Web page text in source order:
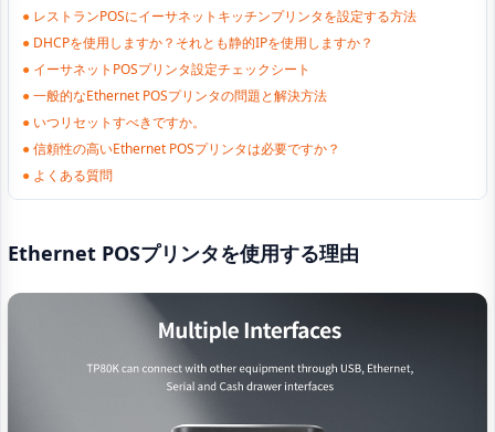
● レストランPOSにイーサネットキッチンプリンタを設定する方法
● DHCPを使用しますか？それとも静的IPを使用しますか？
● イーサネットPOSプリンタ設定チェックシート
●一般的なEthernet POSプリンタの問題と解決方法
● いつリセットすべきですか。
●信頼性の高いEthernet POSプリンタは必要ですか？
● よくある質問
Ethernet POSプリンタを使用する理由